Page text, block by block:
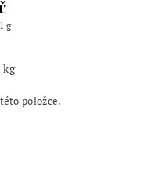
g
kg
položce.